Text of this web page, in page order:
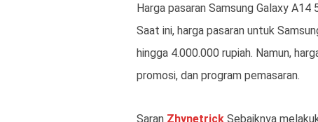
Harga pasaran Samsung Galaxy
Saat ini, harga pasaran untuk
hingga 4.000.000 rupiah. Namun,
promosi, dan program pemasaran.
Saran Zhynetrick Sebaiknya